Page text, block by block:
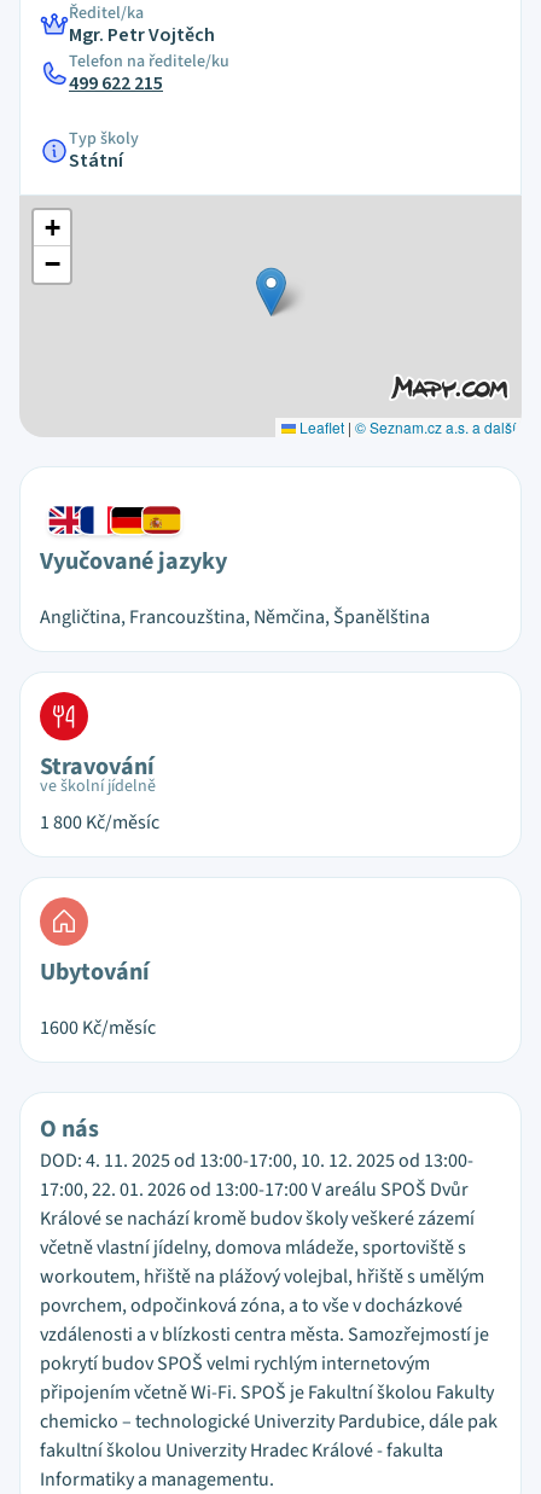
Ředitel/ka
Mgr. Petr Vojtěch
Telefon na ředitele/ku
499 622 215
Typ školy
Státní
+
−
Leaflet | © Seznam.cz a.s. a další
Vyučované jazyky
Angličtina, Francouzština, Němčina, Španělština
Stravování
ve školní jídelně
1 800Kč/měsíc
Ubytování
1600Kč/měsíc
O nás
DOD: 4. 11. 2025 od 13:00-17:00, 10. 12. 2025 od 13:00-
17:00, 22. 01. 2026 od 13:00-17:00 V areálu SPOŠ Dvůr
Králové se nachází kromě budov školy veškeré zázemí
včetně vlastní jídelny, domova mládeže, sportoviště s
workoutem, hřiště na plážový volejbal, hřiště s umělým
povrchem, odpočinková zóna, a to vše v docházkové
vzdálenosti a v blízkosti centra města. Samozřejmostí je
pokrytí budov SPOŠ velmi rychlým internetovým
připojením včetně Wi-Fi. SPOŠ je Fakultní školou Fakulty
chemicko – technologické Univerzity Pardubice, dále pak
fakultní školou Univerzity Hradec Králové - fakulta
Informatiky a managementu.